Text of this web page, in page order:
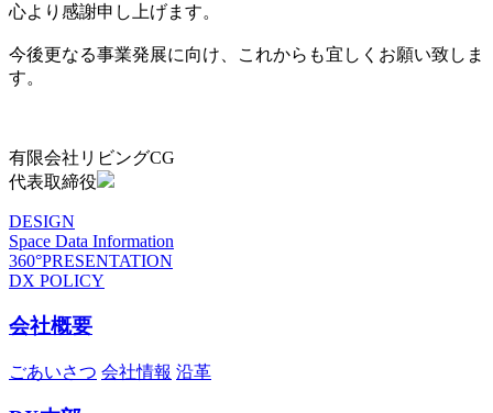
心より感謝申し上げます。
今後更なる事業発展に向け、これからも宜しくお願い致しま
す。
有限会社リビングCG
代表取締役
DESIGN
Space Data Information
360°PRESENTATION
DX POLICY
会社概要
ごあいさつ 会社情報 沿革